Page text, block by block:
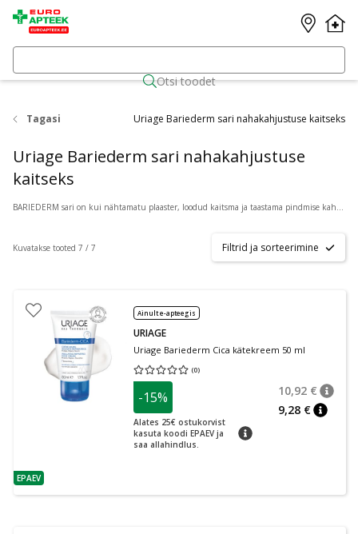
Otsi toodet
Tagasi Uriage Bariederm sari nahakahjustuse kaitseks
Uriage Bariederm sari nahakahjustuse
kaitseks
BARIEDERM sari on kui nähtamatu plaaster, loodud kaitsma ja taastama pindmise kahjustusega naha piirkondi nii külma, tuule mõjul või kratsimisel tekitatud kahju, tätoveeringu või mõne muu kosmeetilise või pisikirurgilise protseduuri järgselt. Rahustab koheselt ja vähendab valuaistingut, turset ja punetust.
Kuvatakse tooted 7 / 7 Filtrid ja sorteerimine
nõuanne
EPAEV
Ainult e-apteegis
URIAGE
Uriage Bariederm Cica kätekreem 50 ml
(0)
Keskmine hinnang 0.00
-15%
Alates 25€ ostukorvist
kasuta koodi EPAEV ja
saa allahindlus.
nõuanne
10,92 €
9,28 €